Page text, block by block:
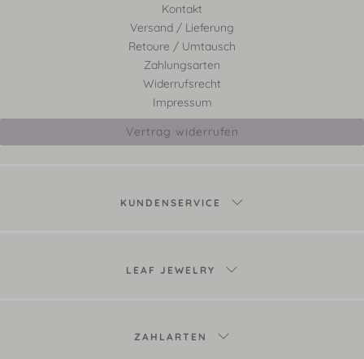
Kontakt
Versand / Lieferung
Retoure / Umtausch
Zahlungsarten
Widerrufsrecht
Impressum
Vertrag widerrufen
KUNDENSERVICE
LEAF JEWELRY
ZAHLARTEN